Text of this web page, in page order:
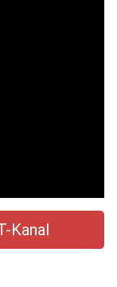
Kanal